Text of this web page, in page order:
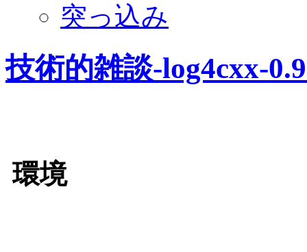
突っ込み
技術的雑談-log4cxx-
環境